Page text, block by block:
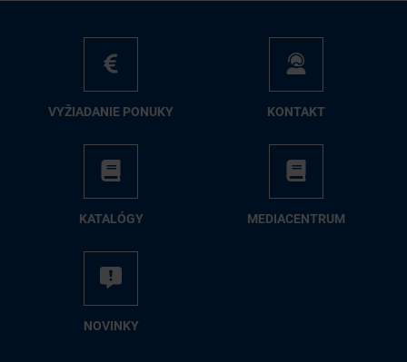
VY­ŽIA­DA­NIE PO­NU­KY KON­TAKT
KA­TA­LÓ­GY ME­DIA­CEN­TRUM
NO­VIN­KY